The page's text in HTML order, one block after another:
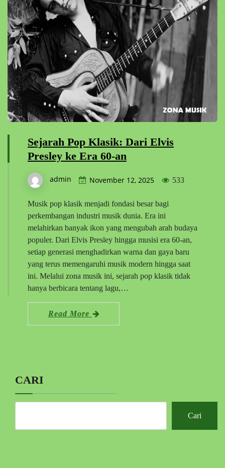
Sejarah Pop Klasik: Dari Elvis
Presley ke Era 60-an
admin November 12, 2025 533
Musik pop klasik menjadi fondasi besar bagi
perkembangan industri musik dunia. Era ini
melahirkan banyak ikon yang mengubah arah budaya
populer. Dari Elvis Presley hingga musisi era 60-an,
setiap generasi menghadirkan warna dan gaya baru
yang terus memengaruhi musik modern hingga saat
ini. Melalui zona musik ini, sejarah pop klasik tidak
hanya berbicara tentang lagu,…
Read More
CARI
Cari